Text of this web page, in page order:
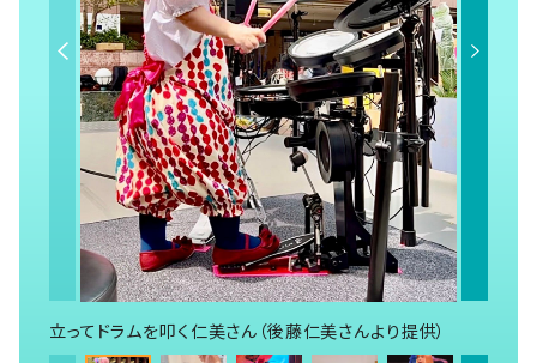
立ってドラムを叩く仁美さん（後藤仁美さんより提供）